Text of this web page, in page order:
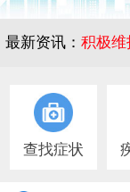
最新资讯： 积极维
查找症状